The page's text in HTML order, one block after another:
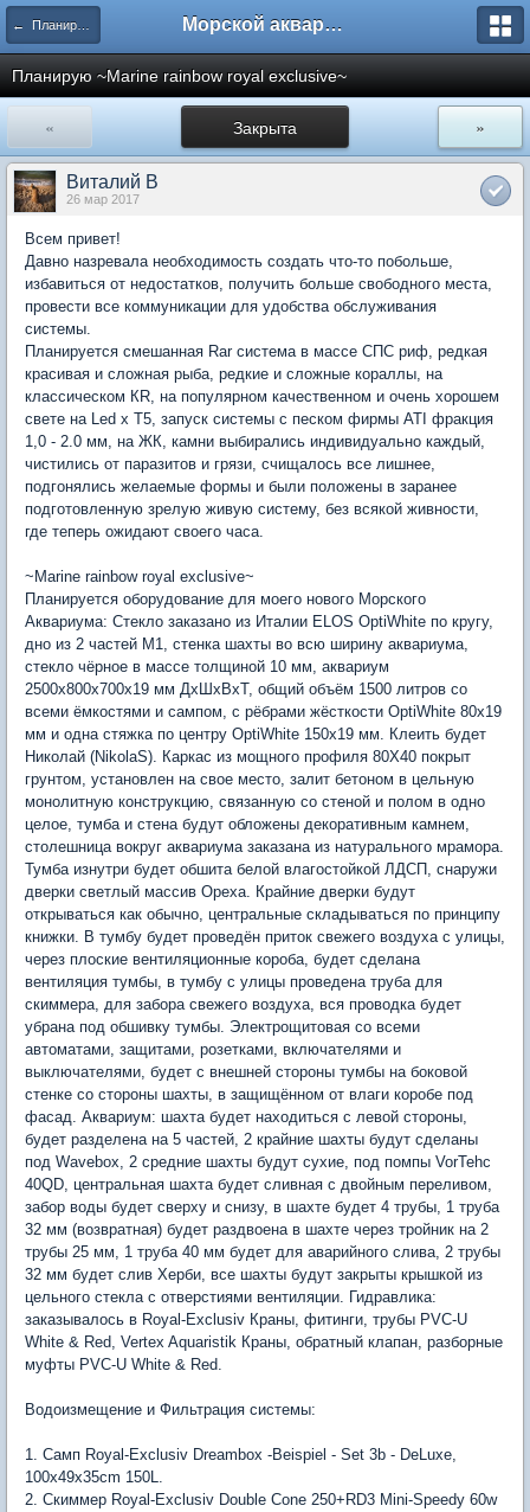
← Планирую морской аквариум Морской аквариум. Форумы ReefCentral.ru
Планирую ~Marine rainbow royal exclusive~
Закрыта
« »
Виталий В
26 мар 2017
Всем привет!
Давно назревала необходимость создать что-то побольше,
избавиться от недостатков, получить больше свободного места,
провести все коммуникации для удобства обслуживания
системы.
Планируется смешанная Rar система в массе СПС риф, редкая
красивая и сложная рыба, редкие и сложные кораллы, на
классическом КR, на популярном качественном и очень хорошем
свете на Led x Т5, запуск системы с песком фирмы ATI фракция
1,0 - 2.0 мм, на ЖК, камни выбирались индивидуально каждый,
чистились от паразитов и грязи, счищалось все лишнее,
подгонялись желаемые формы и были положены в заранее
подготовленную зрелую живую систему, без всякой живности,
где теперь ожидают своего часа.
~Marine rainbow royal exclusive~
Планируется оборудование для моего нового Морского
Аквариума: Стекло заказано из Италии ELOS OptiWhite по кругу,
дно из 2 частей М1, стенка шахты во всю ширину аквариума,
стекло чёрное в массе толщиной 10 мм, аквариум
2500х800х700х19 мм ДхШхВхТ, общий объём 1500 литров со
всеми ёмкостями и сампом, с рёбрами жёсткости OptiWhite 80х19
мм и одна стяжка по центру OptiWhite 150х19 мм. Клеить будет
Николай (NikolaS). Каркас из мощного профиля 80Х40 покрыт
грунтом, установлен на свое место, залит бетоном в цельную
монолитную конструкцию, связанную со стеной и полом в одно
целое, тумба и стена будут обложены декоративным камнем,
столешница вокруг аквариума заказана из натурального мрамора.
Тумба изнутри будет обшита белой влагостойкой ЛДСП, снаружи
дверки светлый массив Ореха. Крайние дверки будут
открываться как обычно, центральные складываться по принципу
книжки. В тумбу будет проведён приток свежего воздуха с улицы,
через плоские вентиляционные короба, будет сделана
вентиляция тумбы, в тумбу с улицы проведена труба для
скиммера, для забора свежего воздуха, вся проводка будет
убрана под обшивку тумбы. Электрощитовая со всеми
автоматами, защитами, розетками, включателями и
выключателями, будет с внешней стороны тумбы на боковой
стенке со стороны шахты, в защищённом от влаги коробе под
фасад. Аквариум: шахта будет находиться с левой стороны,
будет разделена на 5 частей, 2 крайние шахты будут сделаны
под Wavebox, 2 средние шахты будут сухие, под помпы VorTehc
40QD, центральная шахта будет сливная с двойным переливом,
забор воды будет сверху и снизу, в шахте будет 4 трубы, 1 трубa
32 мм (возвратная) будет раздвоена в шахте через тройник на 2
трубы 25 мм, 1 труба 40 мм будет для аварийного слива, 2 трубы
32 мм будет слив Херби, все шахты будут закрыты крышкой из
цельного стекла с отверстиями вентиляции. Гидравлика:
заказывалось в Royal-Exclusiv Краны, фитинги, трубы PVC-U
White & Red, Vertex Aquaristik Краны, обратный клапан, разборные
муфты PVC-U White & Red.
Водоизмещение и Фильтрация системы:
1. Самп Royal-Exclusiv Dreambox -Beispiel - Set 3b - DeLuxe,
100x49x35cm 150L.
2. Скиммер Royal-Exclusiv Double Cone 250+RD3 Mini-Speedy 60w